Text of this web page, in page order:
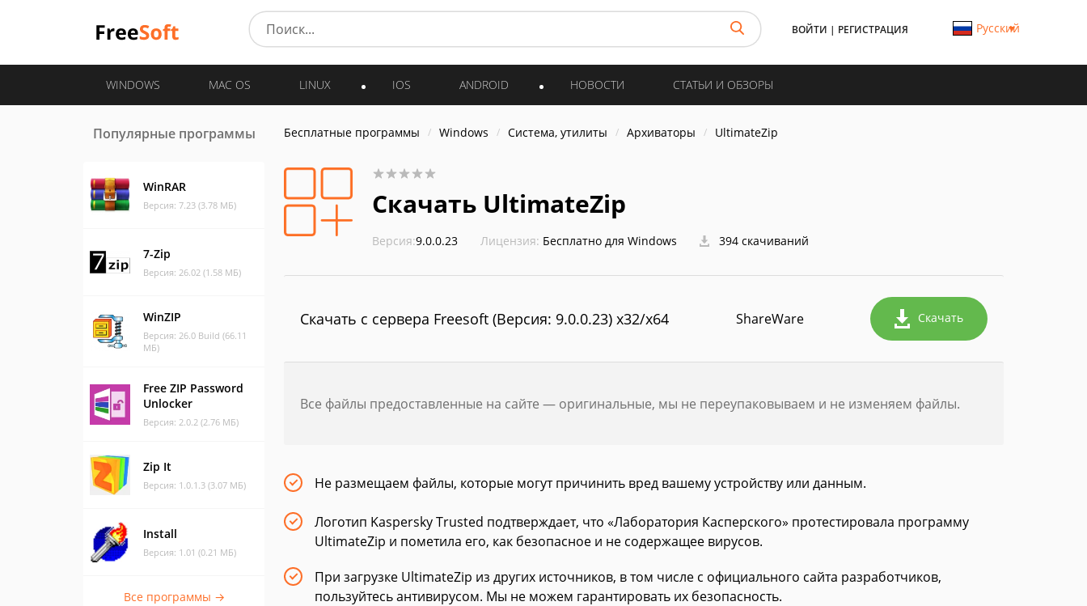
ВОЙТИ | РЕГИСТРАЦИЯ Русский
WINDOWS MAC OS LINUX IOS ANDROID НОВОСТИ СТАТЬИ И ОБЗОРЫ
Популярные программы
WinRAR
Версия: 7.23 (3.78 МБ)
7-Zip
Версия: 26.02 (1.58 МБ)
WinZIP
Версия: 26.0 Build (66.11
МБ)
Free ZIP Password
Unlocker
Версия: 2.0.2 (2.76 МБ)
Zip It
Версия: 1.0.1.3 (3.07 МБ)
Install
Версия: 1.01 (0.21 МБ)
Все программы →
Бесплатные программы Windows Система, утилиты Архиваторы UltimateZip
Скачать UltimateZip
Версия:9.0.0.23 Лицензия: Бесплатно для Windows 394 скачиваний
Скачать с сервера Freesoft (Версия: 9.0.0.23) x32/x64 ShareWare Скачать
Все файлы предоставленные на сайте — оригинальные, мы не переупаковываем и не изменяем файлы.
Не размещаем файлы, которые могут причинить вред вашему устройству или данным.
Логотип Kaspersky Trusted подтверждает, что «Лаборатория Касперского» протестировала программу
UltimateZip и пометила его, как безопасное и не содержащее вирусов.
При загрузке UltimateZip из других источников, в том числе с официального сайта разработчиков,
пользуйтесь антивирусом. Мы не можем гарантировать их безопасность.